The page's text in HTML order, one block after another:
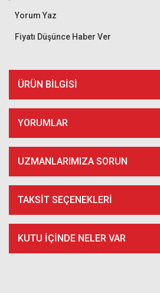
Yorum Yaz
Fiyatı Düşünce Haber Ver
ÜRÜN BILGISI
YORUMLAR
UZMANLARIMIZA SORUN
TAKSIT SEÇENEKLERI
KUTU İÇİNDE NELER VAR